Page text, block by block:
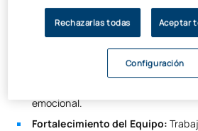
en ayudar a los deportistas a
potencial, superando barreras
consistencia en sus resultados.
Bienestar Emocional:Contribuye a
enseñando estrategias de gestión
emocional.
Fortalecimiento del Equipo:
Rechazarlas todas Aceptar
Configuración